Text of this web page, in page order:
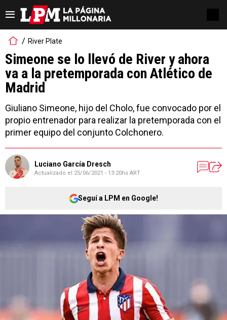
River Plate
Simeone se lo llevó de River y ahora
va a la pretemporada con Atlético de
Madrid
Giuliano Simeone, hijo del Cholo, fue convocado por el
propio entrenador para realizar la pretemporada con el
primer equipo del conjunto Colchonero.
Luciano García Dresch
Actualizado el 25/06/2021 - 13:20hs ART
Seguí a LPM en Google!